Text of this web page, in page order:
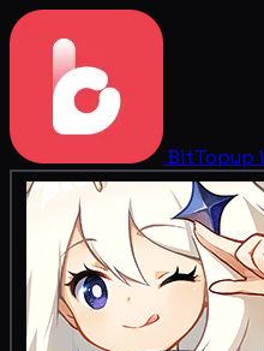
BitTopup